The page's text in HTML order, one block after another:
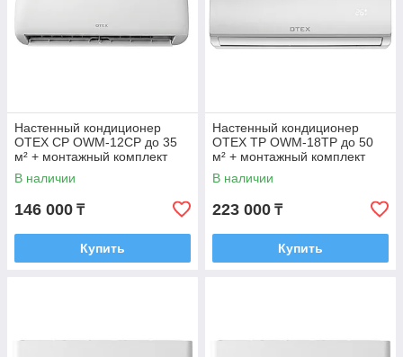
Настенный кондиционер
OTEX CP OWM-12CP до 35
м² + монтажный комплект
В наличии
146 000 ₸
Купить
Настенный кондиционер
OTEX TP OWM-18TP до 50
м² + монтажный комплект
В наличии
223 000 ₸
Купить